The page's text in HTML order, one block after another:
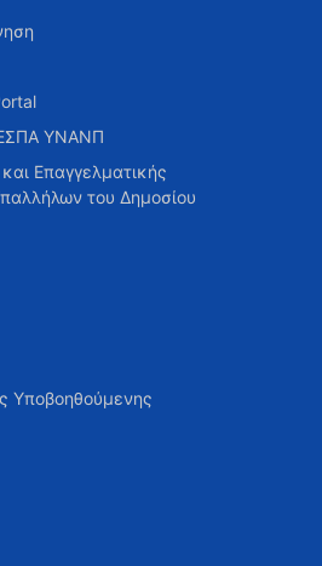
ΕΣΠΑ ΥΝΑΝΠ
Επαγγελματικής
του Δημοσίου
Υποβοηθούμενης